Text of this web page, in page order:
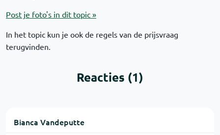
Post je foto's in dit topic »
In het topic kun je ook de regels van de prijsvraag
terugvinden.
Reacties (1)
Bianca Vandeputte